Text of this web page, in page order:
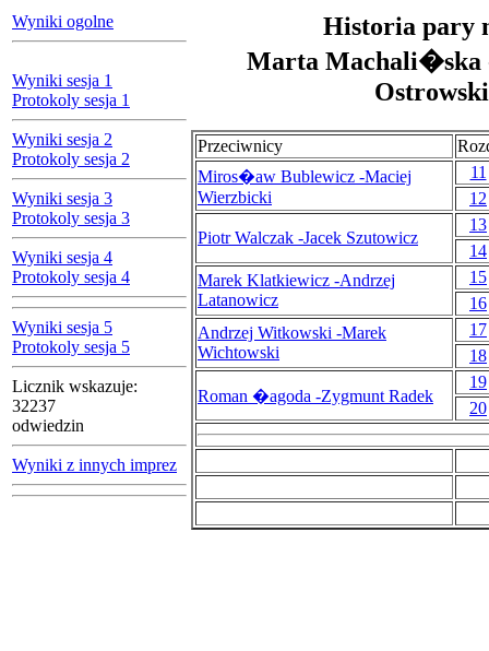
Wyniki ogolne
Wyniki sesja 1
Protokoly sesja 1
Wyniki sesja 2
Protokoly sesja 2
Wyniki sesja 3
Protokoly sesja 3
Wyniki sesja 4
Protokoly sesja 4
Wyniki sesja 5
Protokoly sesja 5
Licznik wskazuje:
32237
odwiedzin
Wyniki z innych imprez
Historia pary
Marta Machali�ska
Ostrowski
Przeciwnicy
Miros�aw Bublewicz -Maciej
Wierzbicki
11
12
Piotr Walczak -Jacek Szutowicz
13
14
Marek Klatkiewicz -Andrzej
Latanowicz
15
16
Andrzej Witkowski -Marek
Wichtowski
17
18
Roman �agoda -Zygmunt Radek
19
20